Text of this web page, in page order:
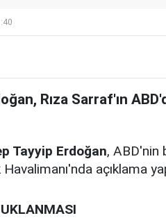
Rıza Sarraf'ın
Tayyip Erdoğan, ABD'nin
açıklama